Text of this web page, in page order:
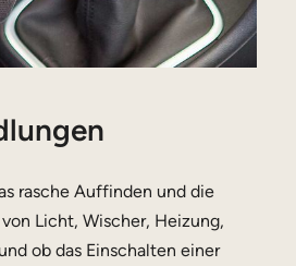
rasche Auffinden und die
Licht, Wischer, Heizung,
ob das Einschalten einer